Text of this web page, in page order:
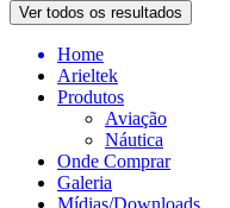
Ver todos os resultados
Home
Arieltek
Produtos
Aviação
Náutica
Onde Comprar
Galeria
Mídias/Downloads